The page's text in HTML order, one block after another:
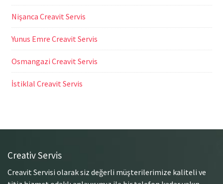
Nişanca Creavit Servis
Yunus Emre Creavit Servis
Osmangazi Creavit Servis
İstiklal Creavit Servis
Creativ Servis
Creavit Servisi olarak siz değerli müşterilerimize kaliteli ve